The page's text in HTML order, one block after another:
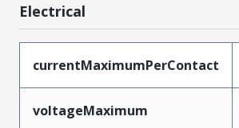
Electrical
currentMaximumPerContact
voltageMaximum